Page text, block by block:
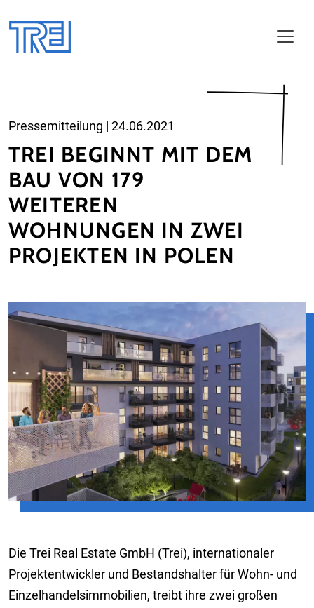
Pressemitteilung | 24.06.2021
TREI BEGINNT MIT DEM
BAU VON 179
WEITEREN
WOHNUNGEN IN ZWEI
PROJEKTEN IN POLEN
Die Trei Real Estate GmbH (Trei), internationaler
Projektentwickler und Bestandshalter für Wohn- und
Einzelhandelsimmobilien, treibt ihre zwei großen